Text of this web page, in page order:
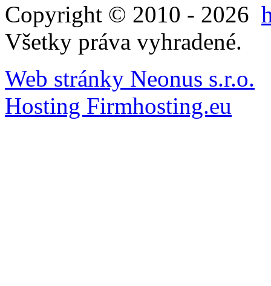
Copyright © 2010 - 2026
Všetky práva vyhradené.
Web stránky Neonus s.r.o.
Hosting Firmhosting.eu